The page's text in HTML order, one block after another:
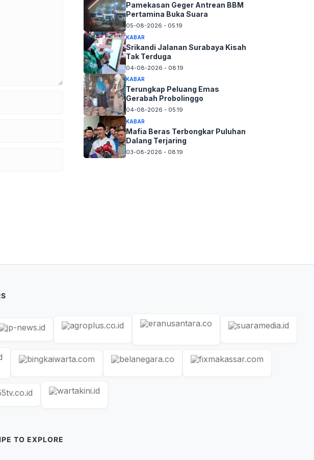
Pamekasan Geger Antrean BBM
Pertamina Buka Suara
05-08-2026 - 05.19
KABAR
Srikandi Jalanan Surabaya Kisah
Tak Terduga
04-08-2026 - 08.19
KABAR
Terungkap Peluang Emas
Gerabah Probolinggo
04-08-2026 - 05.19
KABAR
Mafia Beras Terbongkar Puluhan
Dalang Terjaring
03-08-2026 - 08.19
TO EXPLORE